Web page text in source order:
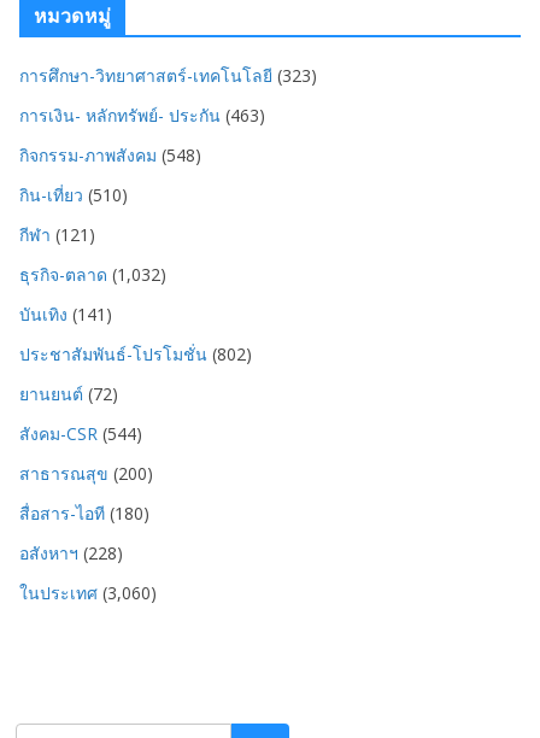
หมวดหมู่
การศึกษา-วิทยาศาสตร์-เทคโนโลยี (323)
การเงิน- หลักทรัพย์- ประกัน (463)
กิจกรรม-ภาพสังคม (548)
กิน-เที่ยว (510)
กีฬา (121)
ธุรกิจ-ตลาด (1,032)
บันเทิง (141)
ประชาสัมพันธ์-โปรโมชั่น (802)
ยานยนต์ (72)
สังคม-CSR (544)
สาธารณสุข (200)
สื่อสาร-ไอที (180)
อสังหาฯ (228)
ในประเทศ (3,060)